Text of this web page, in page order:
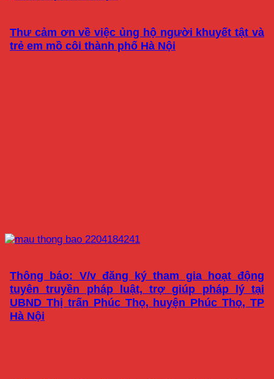
Thư cảm ơn về việc ủng hộ người khuyết tật và
trẻ em mồ côi thành phố Hà Nội
Thông báo: V/v đăng ký tham gia hoạt động
tuyên truyền pháp luật, trợ giúp pháp lý tại
UBND Thị trấn Phúc Thọ, huyện Phúc Thọ, TP
Hà Nội